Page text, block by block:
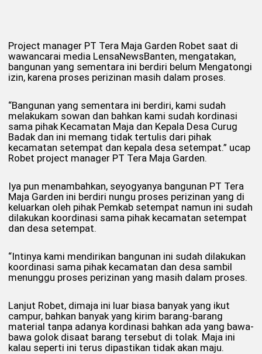
Project manager PT Tera Maja Garden Robet saat di
wawancarai media LensaNewsBanten, mengatakan,
bangunan yang sementara ini berdiri belum Mengatongi
izin, karena proses perizinan masih dalam proses.
“Bangunan yang sementara ini berdiri, kami sudah
melakukam sowan dan bahkan kami sudah kordinasi
sama pihak Kecamatan Maja dan Kepala Desa Curug
Badak dan ini memang tidak tertulis dari pihak
kecamatan setempat dan kepala desa setempat.” ucap
Robet project manager PT Tera Maja Garden.
Iya pun menambahkan, seyogyanya bangunan PT Tera
Maja Garden ini berdiri nungu proses perizinan yang di
keluarkan oleh pihak Pemkab setempat namun ini sudah
dilakukan koordinasi sama pihak kecamatan setempat
dan desa setempat.
“Intinya kami mendirikan bangunan ini sudah dilakukan
koordinasi sama pihak kecamatan dan desa sambil
menunggu proses perizinan yang masih dalam proses.
Lanjut Robet, dimaja ini luar biasa banyak yang ikut
campur, bahkan banyak yang kirim barang-barang
material tanpa adanya kordinasi bahkan ada yang bawa-
bawa golok disaat barang tersebut di tolak. Maja ini
kalau seperti ini terus dipastikan tidak akan maju.